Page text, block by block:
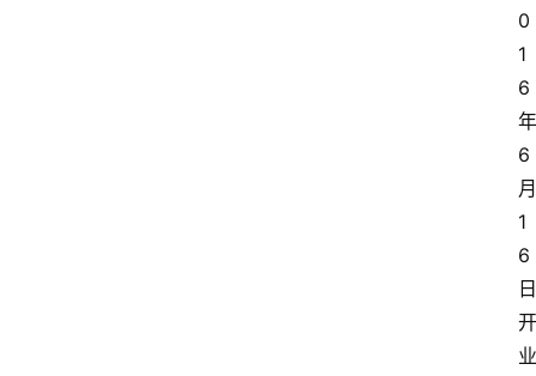
0
1
6
年
6
月
1
6
日
开
业